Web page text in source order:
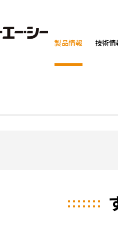
製品情報 技術情